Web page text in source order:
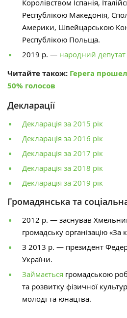
Королівством Іспанія,
Республікою Македонія,
Америки, Швейцарською
Республікою Польща.
2019 р. — народний депутат
Читайте також: Герега
50% голосов
Декларації
Декларація за 2015 рік
Декларація за 2016 рік
Декларація за 2017 рік
Декларація за 2018 рік
Декларація за 2019 рік
Громадянська та
2012 р. — заснував
громадську організацію «За
З 2013 р. — президент
України.
Займається громадською
та розвитку фізичної
молоді та юнацтва.